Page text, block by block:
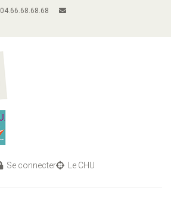
04.66.68.68.68
Se connecter Le CHU